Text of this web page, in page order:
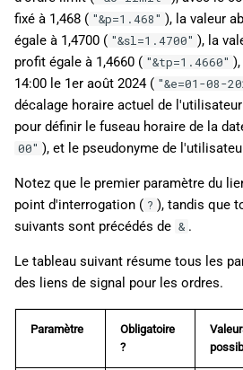
fixé à 1,468 ( "&p=1.468" ), la valeur
égale à 1,4700 ( "&sl=1.4700" ), la
profit égale à 1,4660 ( "&tp=1.4660"
14:00 le 1er août 2024 ( "&e=01-08-
décalage horaire actuel de
pour définir le fuseau horaire de la
00" ), et le pseudonyme de
Notez que le premier paramètre du
point d'interrogation ( ? ), tandis que
suivants sont précédés de & .
Le tableau suivant résume tous les
des liens de signal pour les ordres.
Paramètre
Obligatoire
?